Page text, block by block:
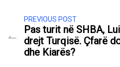
PREVIOUS POST
Pas turit në SHBA,
drejt Turqisë. Çfarë
dhe Kiarës?